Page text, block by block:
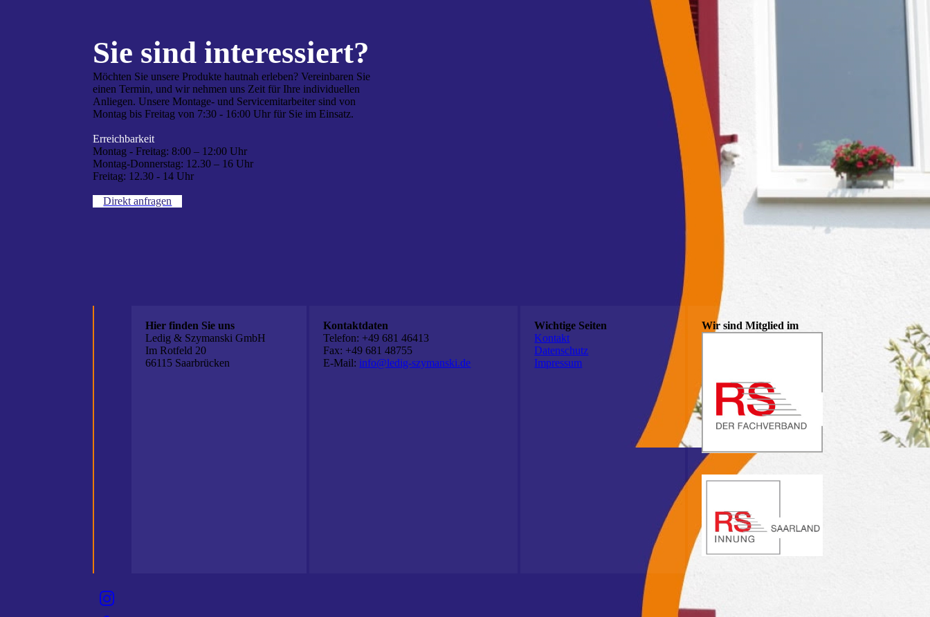
Sie sind interes­siert?
Möchten Sie unsere Produkte hautnah erleben? Vereinbaren Sie
einen Termin, und wir nehmen uns Zeit für Ihre individuellen
Anliegen. Unsere Montage- und Servicemitarbeiter sind von
Montag bis Freitag von 7:30 - 16:00 Uhr für Sie im Einsatz.
Erreichbarkeit
Montag - Freitag: 8:00 – 12:00 Uhr
Montag-Donnerstag: 12.30 – 16 Uhr
Freitag: 12.30 - 14 Uhr
Direkt anfragen
Hier finden Sie uns
Ledig & Szymanski GmbH
Im Rotfeld 20
66115 Saarbrücken
Kontaktdaten
Telefon: +49 681 46413
Fax: +49 681 48755
E-Mail: info@ledig-szymanski.de
Wichtige Seiten
Kontakt
Datenschutz
Impressum
Wir sind Mitglied im